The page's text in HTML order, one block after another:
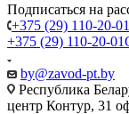
Подписаться на
+375 (29) 110-20-01
+375 (29) 110-20-01
by@zavod-pt.by
Республика
центр Контур, 31